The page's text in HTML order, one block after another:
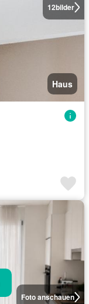
12bilder
Haus
Foto anschauen